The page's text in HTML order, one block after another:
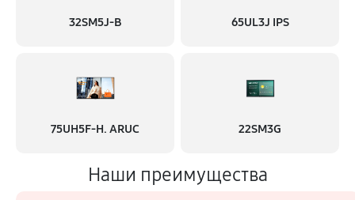
32SM5J-B 65UL3J IPS
75UH5F-H. ARUC 22SM3G
Наши преимущества